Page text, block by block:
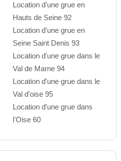
Location d'une grue en
Hauts de Seine 92
Location d'une grue en
Seine Saint Denis 93
Location d'une grue dans le
Val de Marne 94
Location d'une grue dans le
Val d'oise 95
Location d'une grue dans
l'Oise 60